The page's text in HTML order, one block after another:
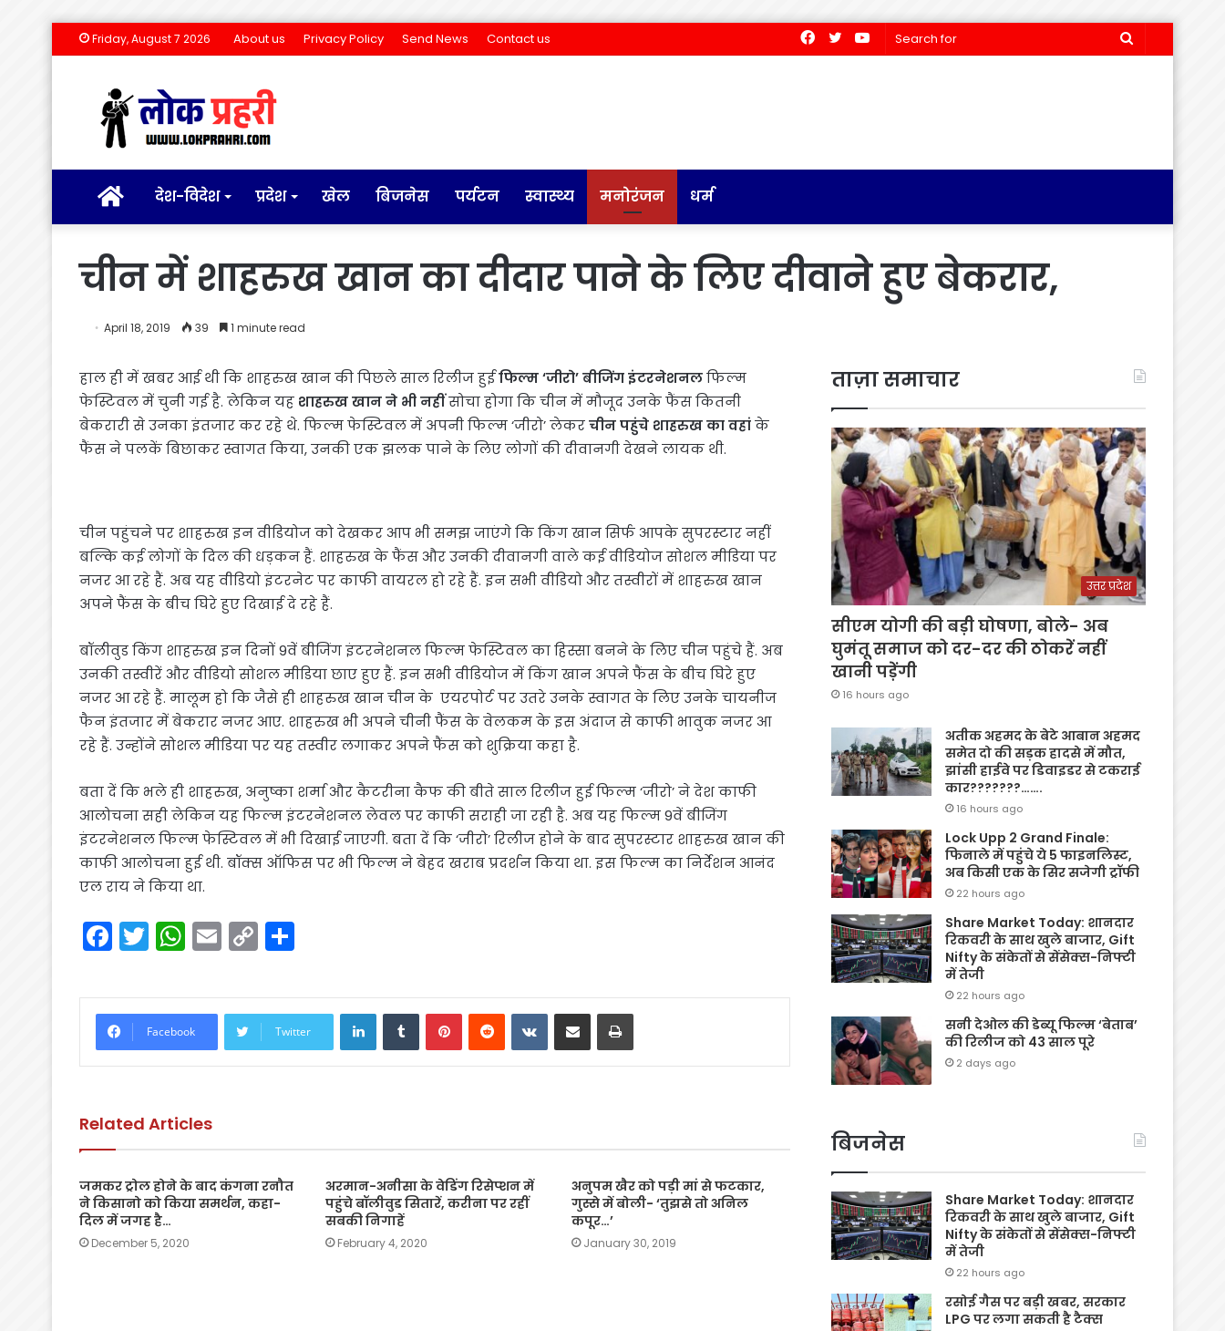
Friday, August 7 2026 About us Privacy Policy Send News Contact us
Search
YouTube
Twitter
Facebook
होम देश-विदेश प्रदेश खेल बिजनेस पर्यटन स्वास्थ्य मनोरंजन धर्म
चीन में शाहरुख खान का दीदार पाने के लिए दीवाने हुए बेकरार,
April 18, 2019 39 1 minute read
हाल ही में खबर आई थी कि शाहरुख खान की पिछले साल रिलीज हुईफिल्म ‘जीरो’ बीजिंग इंटरनेशनलफिल्म
फेस्टिवल में चुनी गई है. लेकिन यह शाहरुख खान ने भी नहींसोचा होगा कि चीन में मौजूद उनके फैंस कितनी
बेकरारी से उनका इंतजार कर रहे थे. फिल्म फेस्टिवल में अपनी फिल्म ‘जीरो’ लेकरचीन पहुंचे शाहरुख का वहांके
फैंस ने पलकें बिछाकर स्वागत किया, उनकी एक झलक पाने के लिए लोगों की दीवानगी देखने लायक थी.
चीन पहुंचने पर शाहरुख इन वीडियोज को देखकर आप भी समझ जाएंगे कि किंग खान सिर्फ आपके सुपरस्टार नहीं
बल्कि कई लोगों के दिल की धड़कन हैं. शाहरुख के फैंस और उनकी दीवानगी वाले कई वीडियोज सोशल मीडिया पर
नजर आ रहे हैं. अब यह वीडियो इंटरनेट पर काफी वायरल हो रहे हैं. इन सभी वीडियो और तस्वीरों में शाहरुख खान
अपने फैंस के बीच घिरे हुए दिखाई दे रहे हैं.
बॉलीवुड किंग शाहरुख इन दिनों 9वें बीजिंग इंटरनेशनल फिल्म फेस्टिवल का हिस्सा बनने के लिए चीन पहुंचे हैं. अब
उनकी तस्वीरें और वीडियो सोशल मीडिया छाए हुए हैं. इन सभी वीडियोज में किंग खान अपने फैंस के बीच घिरे हुए
नजर आ रहे हैं. मालूम हो कि जैसे ही शाहरुख खान चीन के एयरपोर्ट पर उतरे उनके स्वागत के लिए उनके चायनीज
फैन इंतजार में बेकरार नजर आए. शाहरुख भी अपने चीनी फैंस के वेलकम के इस अंदाज से काफी भावुक नजर आ
रहे हैं. उन्होंने सोशल मीडिया पर यह तस्वीर लगाकर अपने फैंस को शुक्रिया कहा है.
बता दें कि भले ही शाहरुख, अनुष्का शर्मा और कैटरीना कैफ की बीते साल रिलीज हुई फिल्म ‘जीरो’ ने देश काफी
आलोचना सही लेकिन यह फिल्म इंटरनेशनल लेवल पर काफी सराही जा रही है. अब यह फिल्म 9वें बीजिंग
इंटरनेशनल फिल्म फेस्टिवल में भी दिखाई जाएगी. बता दें कि ‘जीरो’ रिलीज होने के बाद सुपरस्टार शाहरुख खान की
काफी आलोचना हुई थी. बॉक्स ऑफिस पर भी फिल्म ने बेहद खराब प्रदर्शन किया था. इस फिल्म का निर्देशन आनंद
एल राय ने किया था.
F
a
c
e
b
o
k
T
w
itt
er
W
h
a
ts
A
p
E
m
ai
l
C
o
p
y
Li
ar
e
Facebook Twitter
LinkedInTumblrPinterestReddit VKontakte
Share via Email Print
Related Articles
जमकर ट्रोल होने के बाद कंगना रनौत
ने किसानो को किया समर्थन, कहा-
दिल में जगह है…
December 5, 2020
अरमान-अनीसा के वेडिंग रिसेप्शन में
पहुंचे बॉलीवुड सितारें, करीना पर रहीं
सबकी निगाहें
February 4, 2020
अनुपम खैर को पड़ी मां से फटकार,
गुस्से में बोली- ‘तुझसे तो अनिल
कपूर…’
January 30, 2019
ताज़ा समाचार
उत्तर प्रदेश
सीएम योगी की बड़ी घोषणा, बोले- अब
घुमंतू समाज को दर-दर की ठोकरें नहीं
खानी पड़ेंगी
16 hours ago
अतीक अहमद के बेटे आबान अहमद
समेत दो की सड़क हादसे में मौत,
झांसी हाईवे पर डिवाइडर से टकराई
कार???????…….
16 hours ago
Lock Upp 2 Grand Finale:
फिनाले में पहुंचे ये 5 फाइनलिस्ट,
अब किसी एक के सिर सजेगी ट्रॉफी
22 hours ago
Share Market Today: शानदार
रिकवरी के साथ खुले बाजार, Gift
Nifty के संकेतों से सेंसेक्स-निफ्टी
में तेजी
22 hours ago
सनी देओल की डेब्यू फिल्म ‘बेताब’
की रिलीज को 43 साल पूरे
2 days ago
बिजनेस
Share Market Today: शानदार
रिकवरी के साथ खुले बाजार, Gift
Nifty के संकेतों से सेंसेक्स-निफ्टी
में तेजी
22 hours ago
रसोई गैस पर बड़ी खबर, सरकार
LPG पर लगा सकती है टैक्स